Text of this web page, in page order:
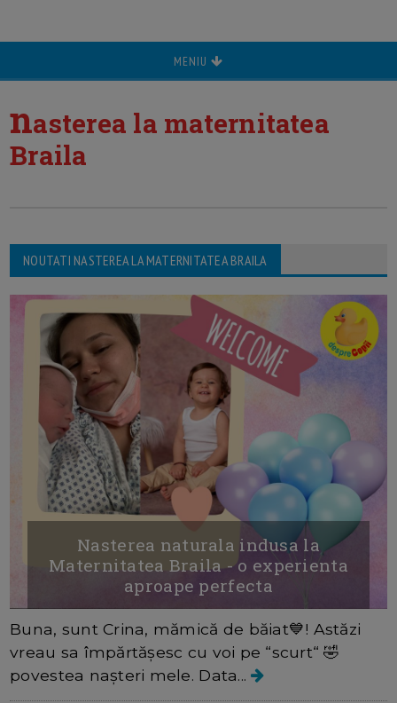
MENIU
nasterea la maternitatea
Braila
NOUTATI NASTEREA LA MATERNITATEA BRAILA
Nasterea naturala indusa la
Maternitatea Braila - o experienta
aproape perfecta
Buna, sunt Crina, mămică de băiat💙! Astăzi
vreau sa împărtășesc cu voi pe “scurt“ 🤣
povestea nașteri mele. Data...